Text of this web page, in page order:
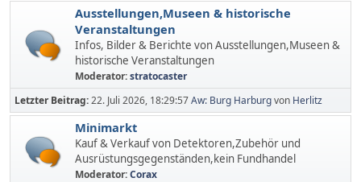
Ausstellungen,Museen & historische
Veranstaltungen
Infos, Bilder & Berichte von Ausstellungen,Museen &
historische Veranstaltungen
Moderator:stratocaster
Letzter Beitrag:22. Juli 2026, 18:29:57Aw: Burg Harburgvon Herlitz
Minimarkt
Kauf & Verkauf von Detektoren,Zubehör und
Ausrüstungsgegenständen,kein Fundhandel
Moderator:Corax